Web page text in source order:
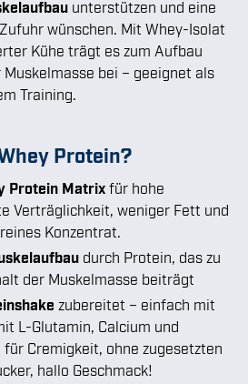
unterstützen und eine
wünschen. Mit Whey-Isolat
Kühe trägt es zum Aufbau
bei – geeignet als
Training.
Protein?
Protein Matrix für hohe
Verträglichkeit, weniger Fett und
Konzentrat.
durch Protein, das zu
der Muskelmasse beiträgt
zubereitet – einfach mit
L-Glutamin, Calcium und
Cremigkeit, ohne zugesetzten
hallo Geschmack!